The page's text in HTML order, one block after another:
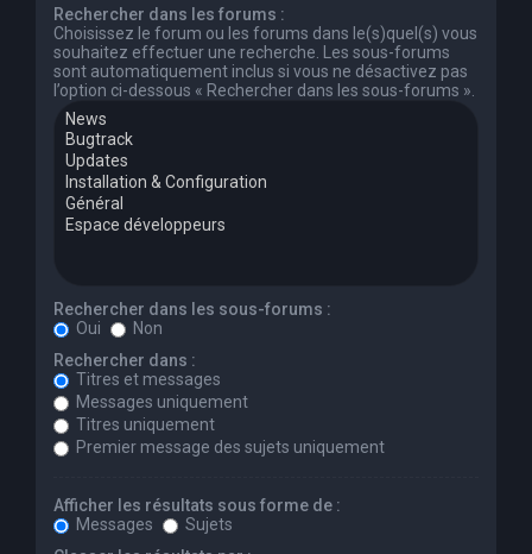
Rechercher dans les forums :
Choisissez le forum ou les forums dans le(s)quel(s) vous
souhaitez effectuer une recherche. Les sous-forums
sont automatiquement inclus si vous ne désactivez pas
l’option ci-dessous « Rechercher dans les sous-forums ».
Rechercher dans les sous-forums :
Oui
Non
Rechercher dans :
Titres et messages
Messages uniquement
Titres uniquement
Premier message des sujets uniquement
Afficher les résultats sous forme de :
Messages
Sujets